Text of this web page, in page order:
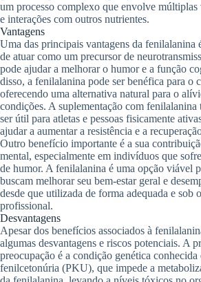
um processo complexo que envolve múltiplas
e interações com outros nutrientes.
Vantagens
Uma das principais vantagens da fenilalanina
de atuar como um precursor de
pode ajudar a melhorar o humor e a função
disso, a fenilalanina pode ser benéfica para o
oferecendo uma alternativa natural para o
condições. A suplementação com fenilalanina
ser útil para atletas e pessoas fisicamente
ajudar a aumentar a resistência e a
Outro benefício importante é a sua
mental, especialmente em indivíduos que
de humor. A fenilalanina é uma opção viável
buscam melhorar seu bem-estar geral e
desde que utilizada de forma adequada e sob
profissional.
Desvantagens
Apesar dos benefícios associados à
algumas desvantagens e riscos potenciais. A
preocupação é a condição genética conhecida
fenilcetonúria (PKU), que impede a